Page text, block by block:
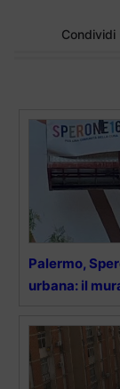
Condividi
Palermo,
urbana: il